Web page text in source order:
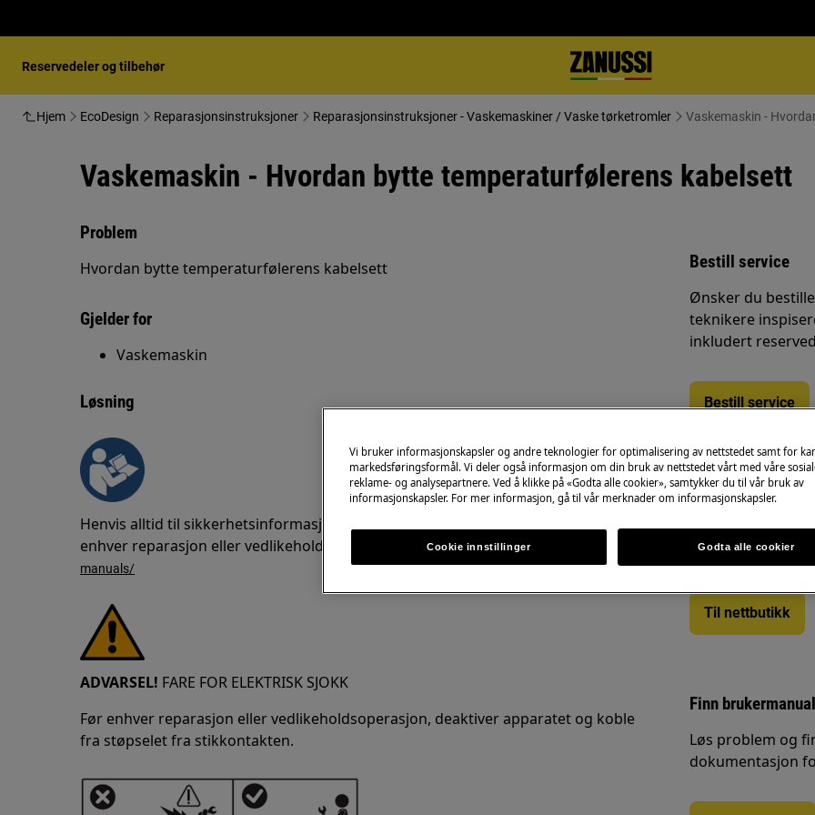
Reservedeler og tilbehør
Hjem EcoDesign Reparasjonsinstruksjoner Reparasjonsinstruksjoner - Vaskemaskiner / Vaske tørketromler Vaskemaskin -
Vaskemaskin - Hvordan bytte temperaturfølerens kabelsett
Problem
Hvordan bytte temperaturfølerens kabelsett
Gjelder for
Vaskemaskin
Løsning
Henvis alltid til sikkerhetsinformasjonen i brukerhåndboken for produktet ditt før
enhver reparasjon eller vedlikeholdsoperasjon.
https://www.electrolux.com/support/user-
manuals/
ADVARSEL! FARE FOR ELEKTRISK SJOKK
Før enhver reparasjon eller vedlikeholdsoperasjon, deaktiver apparatet og koble
fra støpselet fra stikkontakten.
Bestill service
Ønsker du
teknikere
inkludert
Bestill service
Reservedeler og
Finn originale
web shop og få
Til nettbutikk
Finn
Løs problem og
dokumentasjon
Vi bruker informasjonskapsler og andre teknologier for optimalisering av nettstedet samt for
markedsføringsformål. Vi deler også informasjon om din bruk av nettstedet vårt med våre
reklame- og analysepartnere. Ved å klikke på «Godta alle cookier», samtykker du til vår bruk av
informasjonskapsler. For mer informasjon, gå til vår merknader om informasjonskapsler.
Cookie innstillinger Godta alle cookier